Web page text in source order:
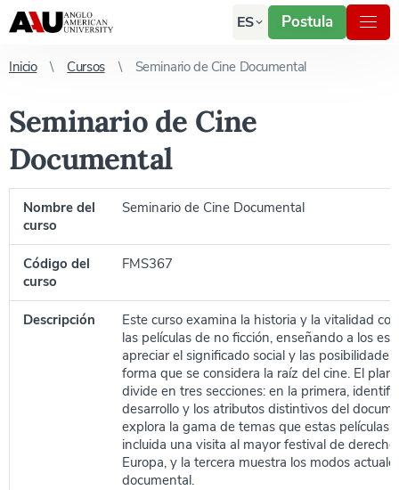
ES Postula
Inicio Cursos Seminario de Cine Documental
Seminario de Cine
Documental
Nombre del
curso
Seminario de Cine Documental
Código del
curso
FMS367
Descripción
Este curso examina la historia y la vitalidad
las películas de no ficción, enseñando a los
apreciar el significado social y las
forma que se considera la raíz del cine. El plan
divide en tres secciones: en la primera,
desarrollo y los atributos distintivos del
explora la gama de temas que estas películas
incluida una visita al mayor festival de
Europa, y la tercera muestra los modos
documental.